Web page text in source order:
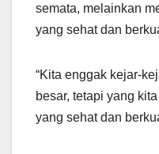
semata, melainkan
yang sehat dan
“Kita enggak kejar-
besar, tetapi yang
yang sehat dan